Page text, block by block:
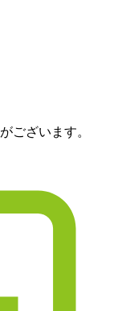
ございます。